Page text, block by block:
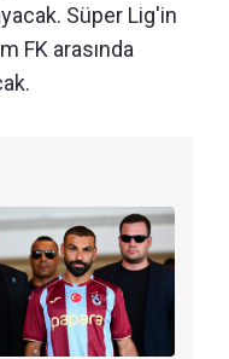
Süper Lig'in
FK arasında